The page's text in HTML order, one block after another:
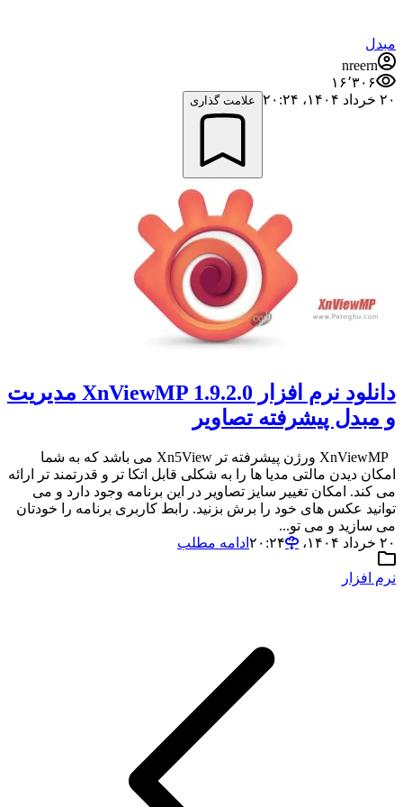
مبدل
nreern
۱۶٬۳۰۶
۲۰ خرداد ۱۴۰۴،‏ ۲۰:۲۴
علامت گذاری
دانلود نرم افزار XnViewMP 1.9.2.0 مدیریت
و مبدل پیشرفته تصاویر
XnViewMP ورژن پیشرفته تر Xn5View می باشد که به شما
امکان دیدن مالتی مدیا ها را به شکلی قابل اتکا تر و قدرتمند تر ارائه
می کند. امکان تغییر سایز تصاویر در این برنامه وجود دارد و می
توانید عکس های خود را برش بزنید. رابط کاربری برنامه را خودتان
می سازید و می تو...
۲۰ خرداد ۱۴۰۴،‏ ۲۰:۲۴
ادامه مطلب
نرم افزار